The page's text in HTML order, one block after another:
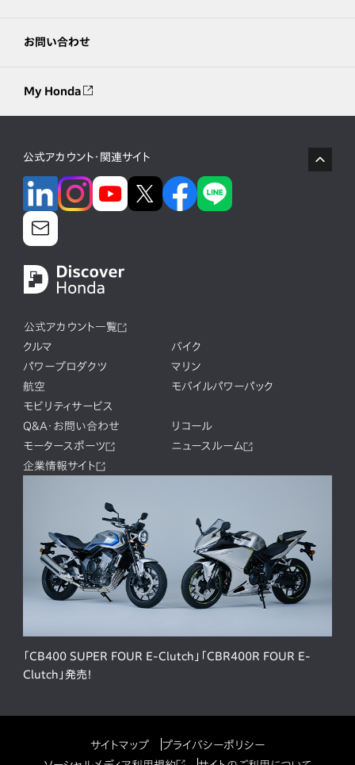
お問い合わせ
My Honda
公式アカウント・関連サイト
公式アカウント一覧
クルマ
バイク
パワープロダクツ
マリン
航空
モバイルパワーパック
モビリティサービス
Q&A・お問い合わせ
リコール
モータースポーツ
ニュースルーム
企業情報サイト
「CB400 SUPER FOUR E-Clutch」「CBR400R FOUR E-
Clutch」発売！
サイトマップ
プライバシーポリシー